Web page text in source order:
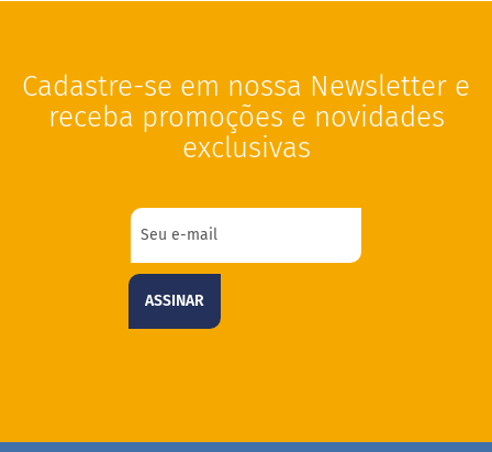
Cadastre-se em nossa Newsletter e
receba promoções e novidades
exclusivas
ASSINAR